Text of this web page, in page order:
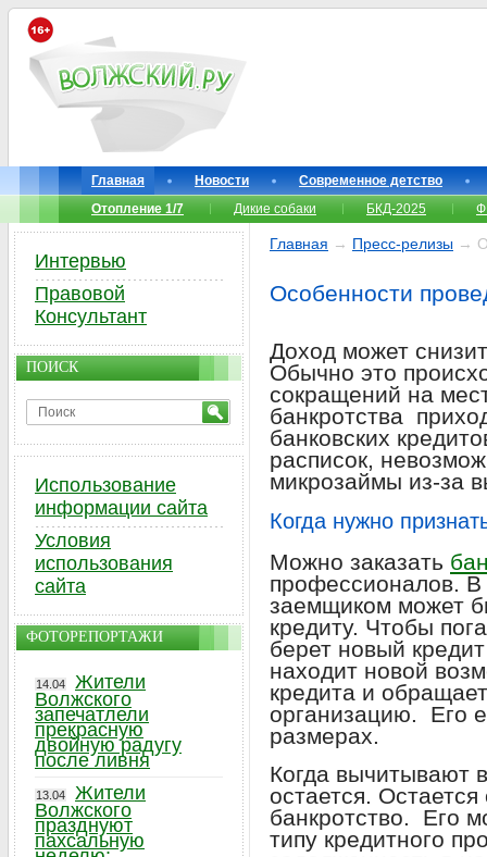
Главная Новости
Современное детство
Отопление 1/7
Дикие собаки БКД-2025
Главная → Пресс-релизы →
Особенности
Доход может
Обычно это
сокращений на
банкротства
банковских
расписок,
микрозаймы из-за
Когда нужно
Можно заказать
профессионалов. В
заемщиком может
кредиту. Чтобы
берет новый
находит новой
кредита и
организацию. Его
размерах.
Когда вычитывают
остается.
банкротство. Его
типу кредитного
Интервью
Правовой
Консультант
ПОИСК
Использование
информации сайта
Условия
использования
сайта
ФОТОРЕПОРТАЖИ
14.04
Жители
Волжского
запечатлели
прекрасную
двойную радугу
после ливня
13.04
Жители
Волжского
празднуют
пахсальную